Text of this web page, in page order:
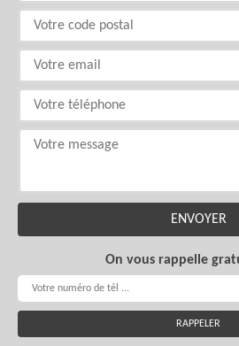
On vous rappelle